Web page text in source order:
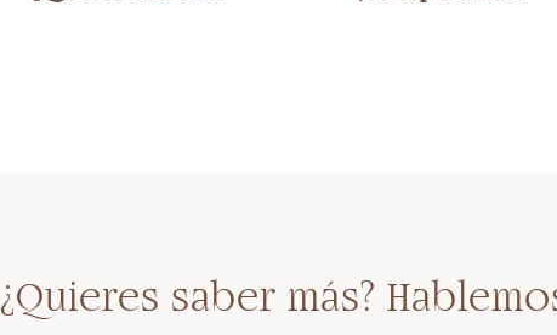
¿Quieres saber más?